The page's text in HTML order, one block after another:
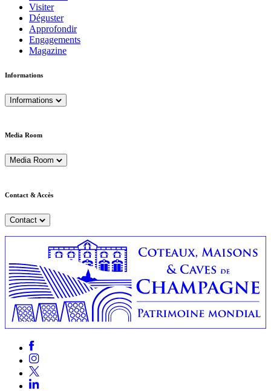
Visiter
Déguster
Approfondir
Engagements
Magazine
Informations
Informations
Media Room
Media Room
Contact & Accès
Contact